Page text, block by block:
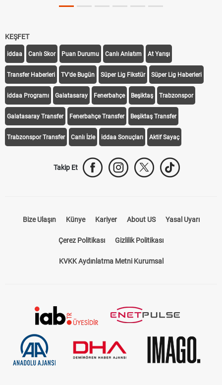
KEŞFET
iddaa Canlı Skor Puan Durumu Canlı Anlatım At Yarışı
Transfer Haberleri TV'de Bugün Süper Lig Fikstür Süper Lig Haberleri
iddaa Programı Galatasaray Fenerbahçe Beşiktaş Trabzonspor
Galatasaray Transfer Fenerbahçe Transfer Beşiktaş Transfer
Trabzonspor Transfer Canlı İzle iddaa Sonuçları Aktif Sayaç
Takip Et
Bize Ulaşın Künye Kariyer About US Yasal Uyarı
Çerez Politikası Gizlilik Politikası
KVKK Aydınlatma Metni Kurumsal